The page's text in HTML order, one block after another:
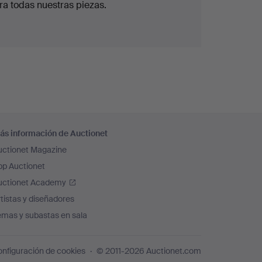
todas nuestras piezas.
información de Auctionet
Magazine
Auctionet
Academy
y diseñadores
y subastas en sala
de cookies © 2011-2026 Auctionet.com